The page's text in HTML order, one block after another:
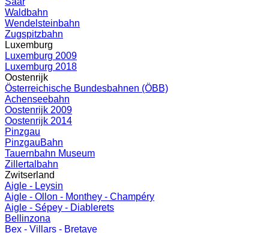
Waldbahn
Wendelsteinbahn
Zugspitzbahn
Luxemburg
Luxemburg 2009
Luxemburg 2018
Oostenrijk
Österreichische Bundesbahnen (ÖBB)
Achenseebahn
Oostenrijk 2009
Oostenrijk 2014
Pinzgau
PinzgauBahn
Tauernbahn Museum
Zillertalbahn
Zwitserland
Aigle - Leysin
Aigle - Ollon - Monthey - Champéry
Aigle - Sépey - Diablerets
Bellinzona
Bex - Villars - Bretaye